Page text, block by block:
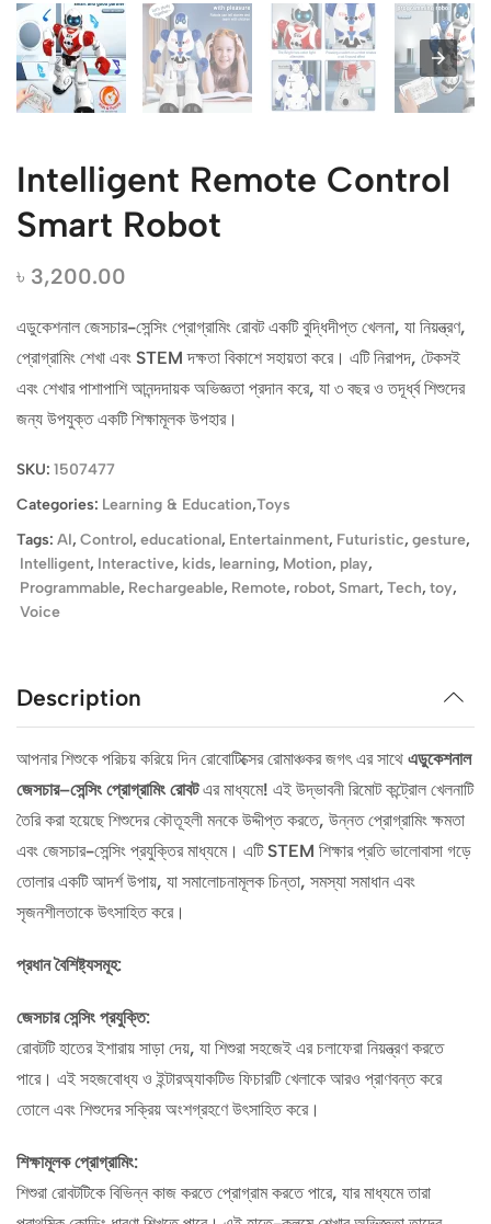
Intelligent Remote Control
Smart Robot
৳ 3,200.00
এডুকেশনাল জেসচার-সেন্সিং প্রোগ্রামিং রোবট একটি বুদ্ধিদীপ্ত খেলনা, যা নিয়ন্ত্রণ,
প্রোগ্রামিং শেখা এবং STEM দক্ষতা বিকাশে সহায়তা করে। এটি নিরাপদ, টেকসই
এবং শেখার পাশাপাশি আনন্দদায়ক অভিজ্ঞতা প্রদান করে, যা ৩ বছর ও তদূর্ধ্ব শিশুদের
জন্য উপযুক্ত একটি শিক্ষামূলক উপহার।
SKU: 1507477
Categories: Learning & Education,Toys
Tags: AI, Control, educational, Entertainment, Futuristic, gesture,
Intelligent, Interactive, kids, learning, Motion, play,
Programmable, Rechargeable, Remote, robot, Smart, Tech, toy,
Voice
Description
আপনার শিশুকে পরিচয় করিয়ে দিন রোবোটিক্সের রোমাঞ্চকর জগৎ এর সাথে এডুকেশনাল
জেসচার–সেন্সিং প্রোগ্রামিং রোবটএর মাধ্যমে! এই উদ্ভাবনী রিমোট কন্ট্রোল খেলনাটি
তৈরি করা হয়েছে শিশুদের কৌতূহলী মনকে উদ্দীপ্ত করতে, উন্নত প্রোগ্রামিং ক্ষমতা
এবং জেসচার-সেন্সিং প্রযুক্তির মাধ্যমে। এটি STEM শিক্ষার প্রতি ভালোবাসা গড়ে
তোলার একটি আদর্শ উপায়, যা সমালোচনামূলক চিন্তা, সমস্যা সমাধান এবং
সৃজনশীলতাকে উৎসাহিত করে।
প্রধান বৈশিষ্ট্যসমূহ:
জেসচার সেন্সিং প্রযুক্তি:
রোবটটি হাতের ইশারায় সাড়া দেয়, যা শিশুরা সহজেই এর চলাফেরা নিয়ন্ত্রণ করতে
পারে। এই সহজবোধ্য ও ইন্টারঅ্যাকটিভ ফিচারটি খেলাকে আরও প্রাণবন্ত করে
তোলে এবং শিশুদের সক্রিয় অংশগ্রহণে উৎসাহিত করে।
শিক্ষামূলক প্রোগ্রামিং:
শিশুরা রোবটটিকে বিভিন্ন কাজ করতে প্রোগ্রাম করতে পারে, যার মাধ্যমে তারা